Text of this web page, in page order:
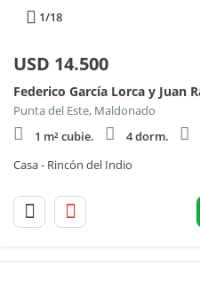
1/18
USD 14.500
Punta del Este, Maldonado
1 m² cubie.
4 dorm.
Casa - Rincón del Indio